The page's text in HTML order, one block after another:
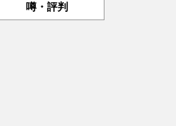
噂・評判